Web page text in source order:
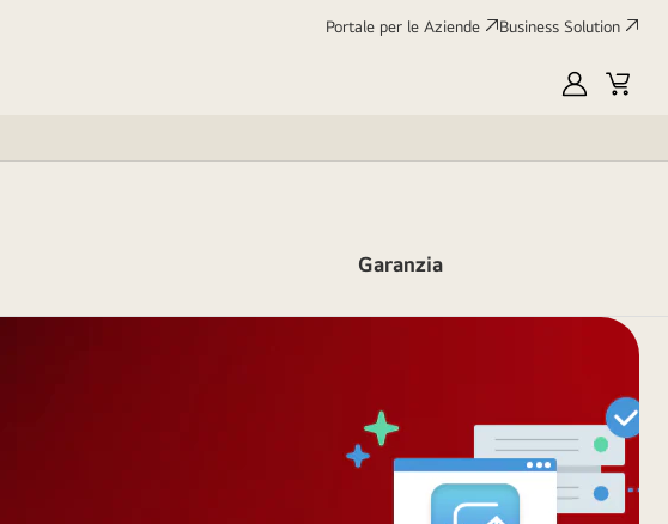
Portale per le Aziende Business Solution
My
Cart
Garanzia